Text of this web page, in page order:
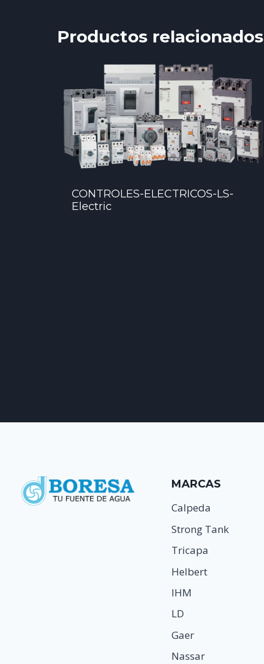
Productos relacionados
CONTROLES-ELECTRICOS-LS-
Electric
MARCAS
Calpeda
Strong Tank
Tricapa
Helbert
IHM
LD
Gaer
Nassar